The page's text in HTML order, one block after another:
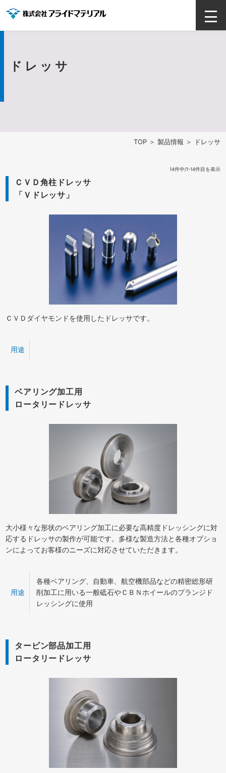
ドレッサ
TOP＞ 製品情報 ＞ ドレッサ
14件中/1-14件目を表示
ＣＶＤ角柱ドレッサ
「Ｖドレッサ」
ＣＶＤダイヤモンドを使用したドレッサです。
用途
ベアリング加工用
ロータリードレッサ
大小様々な形状のベアリング加工に必要な高精度ドレッシングに対
応するドレッサの製作が可能です。多様な製造方法と各種オプショ
ンによってお客様のニーズに対応させていただきます。
用途
各種ベアリング、自動車、航空機部品などの精密総形研
削加工に用いる一般砥石やＣＢＮホイールのプランジド
レッシングに使用
タービン部品加工用
ロータリードレッサ